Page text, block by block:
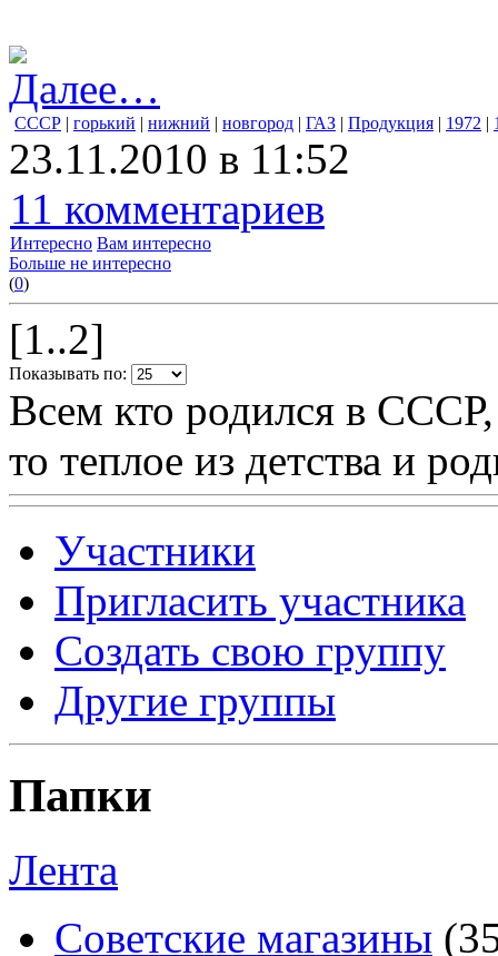
Далее…
СССР | горький | нижний | новгород | ГАЗ | Продукция | 1972 |
23.11.2010 в 11:52
11 комментариев
Интересно Вам интересно
Больше не интересно
(0)
[1..2]
Показывать по:
Всем кто родился в
то теплое из детства и
Участники
Пригласить участника
Создать свою группу
Другие группы
Папки
Лента
Советские магазины